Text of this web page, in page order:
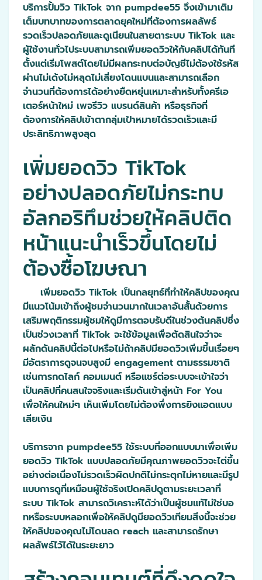
บริการปั้มวิว TikTok จาก pumpdee55 จึงเข้ามาเติม
เต็มบทบาทของการตลาดยุคใหม่ที่ต้องการผลลัพธ์
รวดเร็วปลอดภัยและดูเนียนในสายตาระบบ TikTok และ
ผู้ใช้งานทั่วไประบบสามารถเพิ่มยอดวิวให้กับคลิปได้ทันที
ตั้งแต่เริ่มโพสต์โดยไม่มีผลกระทบต่อบัญชีไม่ต้องใช้รหัส
ผ่านไม่เด้งไม่หลุดไม่เสี่ยงโดนแบนและสามารถเลือก
จำนวนที่ต้องการได้อย่างยืดหยุ่นเหมาะสำหรับทั้งครีเอ
เตอร์หน้าใหม่ เพจรีวิว แบรนด์สินค้า หรือธุรกิจที่
ต้องการให้คลิปเข้าตากลุ่มเป้าหมายได้รวดเร็วและมี
ประสิทธิภาพสูงสุด
เพิ่มยอดวิว TikTok
อย่างปลอดภัยไม่กระทบ
อัลกอริทึมช่วยให้คลิปติด
หน้าแนะนำเร็วขึ้นโดยไม่
ต้องซื้อโฆษณา
เพิ่มยอดวิว TikTok เป็นกลยุทธ์ที่ทำให้คลิปของคุณ
มีแนวโน้มเข้าถึงผู้ชมจำนวนมากในเวลาอันสั้นด้วยการ
เสริมพฤติกรรมผู้ชมให้ดูมีการตอบรับดีในช่วงต้นคลิปซึ่ง
เป็นช่วงเวลาที่ TikTok จะใช้ข้อมูลเพื่อตัดสินใจว่าจะ
ผลักดันคลิปนี้ต่อไปหรือไม่ถ้าคลิปมียอดวิวเพิ่มขึ้นเรื่อยๆ
มีอัตราการดูจนจบสูงมี engagement ตามธรรมชาติ
เช่นการกดไลก์ คอมเมนต์ หรือแชร์ต่อระบบจะเข้าใจว่า
เป็นคลิปที่คนสนใจจริงและเริ่มดันเข้าสู่หน้า For You
เพื่อให้คนใหม่ๆ เห็นเพิ่มโดยไม่ต้องพึ่งการยิงแอดแบบ
เสียเงิน
บริการจาก pumpdee55 ใช้ระบบที่ออกแบบมาเพื่อเพิ่ม
ยอดวิว TikTok แบบปลอดภัยมีคุณภาพยอดวิวจะไต่ขึ้น
อย่างต่อเนื่องไม่รวดเร็วผิดปกติไม่กระตุกไม่หายและมีรูป
แบบการดูที่เหมือนผู้ใช้จริงเปิดคลิปดูตามระยะเวลาที่
ระบบ TikTok สามารถวิเคราะห์ได้ว่าเป็นผู้ชมแท้ไม่ใช่บอ
ทหรือระบบหลอกเพื่อให้คลิปดูมียอดวิวเทียมสิ่งนี้จะช่วย
ให้คลิปของคุณไม่โดนลด reach และสามารถรักษา
ผลลัพธ์ไว้ได้ในระยะยาว